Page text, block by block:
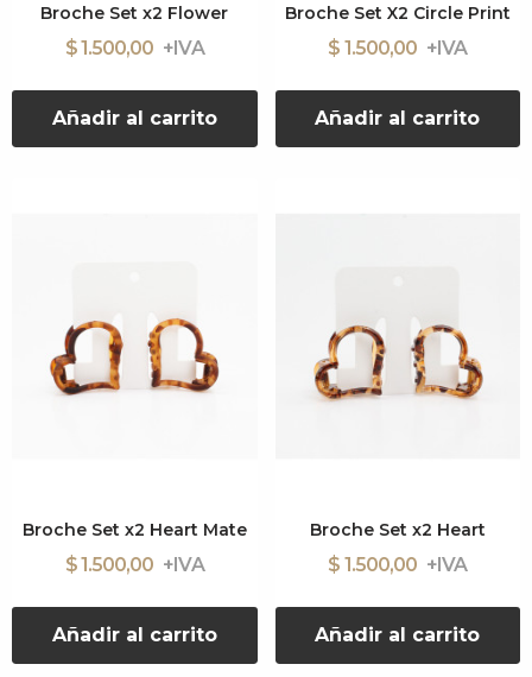
Broche Set x2 Flower
$ 1.500,00
Añadir al carrito
Broche Set X2 Circle Print
$ 1.500,00
Añadir al carrito
Broche Set x2 Heart Mate
$ 1.500,00
Añadir al carrito
Broche Set x2 Heart
$ 1.500,00
Añadir al carrito